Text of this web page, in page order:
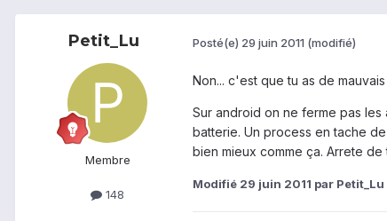
Petit_Lu
Membre
148
Posté(e) 29 juin 2011 (modifié)
Non... c'est que tu as de
Sur android on ne ferme pas
batterie. Un process en tache
bien mieux comme ça. Arrete
Modifié 29 juin 2011 par Petit_Lu